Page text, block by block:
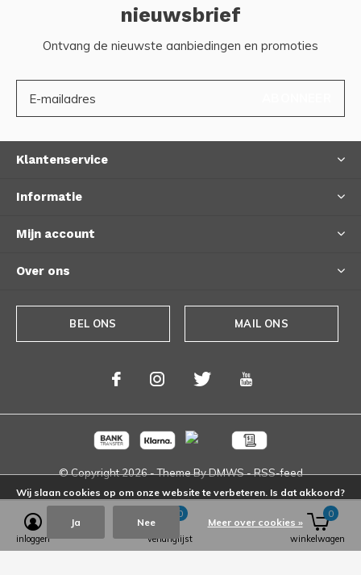
nieuwsbrief
Ontvang de nieuwste aanbiedingen en promoties
Klantenservice
Informatie
Mijn account
Over ons
BEL ONS MAIL ONS
© Copyright2026- Theme ByDMWS-RSS-feed
inloggen verlanglijst
0
winkelwagen
0
Wij slaan cookies op om onze website te verbeteren. Is dat akkoord?
Ja Nee Meer over cookies »